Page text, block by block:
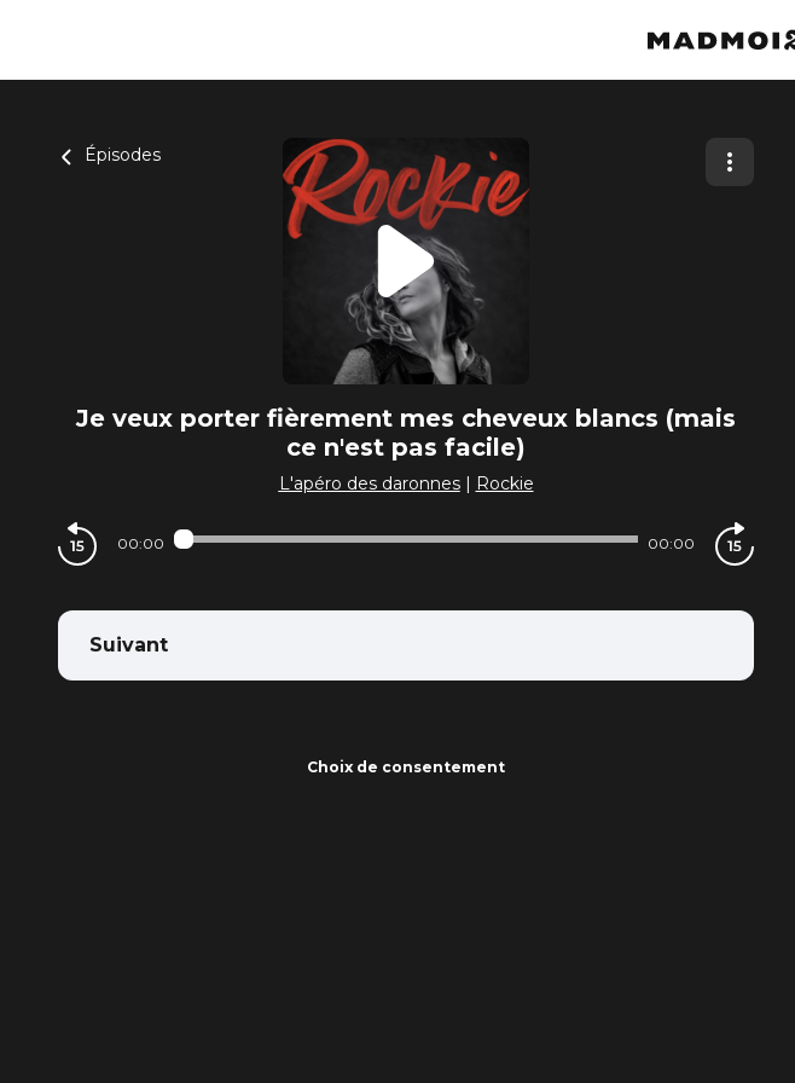
Épisodes
Je veux porter fièrement mes cheveux blancs (mais
ce n'est pas facile)
L'apéro des daronnes | Rockie
00:00 00:00
Suivant
Choix de consentement